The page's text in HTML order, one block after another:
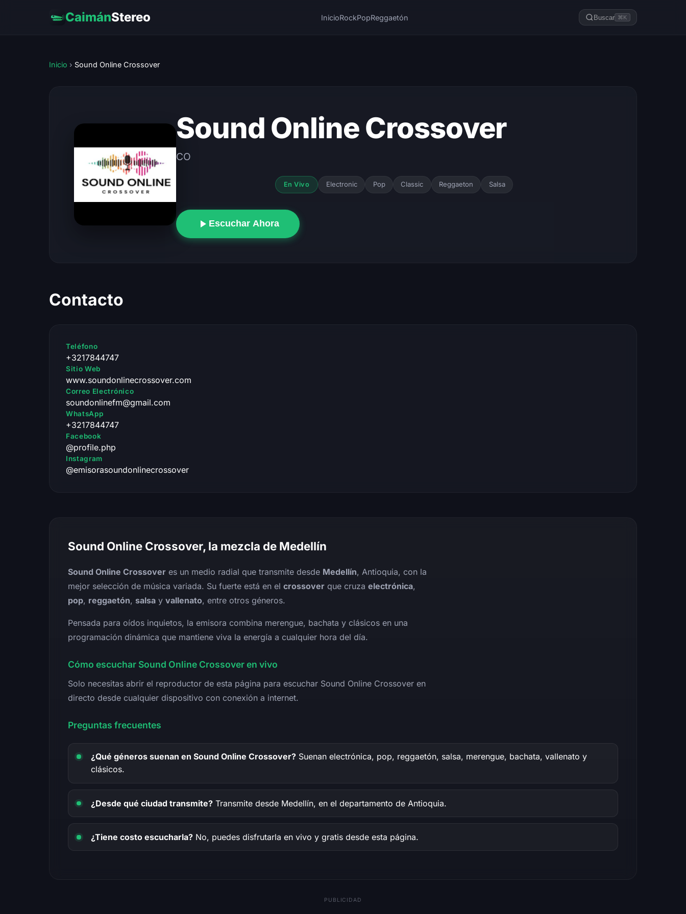
CaimánStereo InicioRockPopReggaetón Buscar ⌘K
Inicio › Sound Online Crossover
Sound Online Crossover
CO
En Vivo Electronic Pop Classic Reggaeton Salsa
Escuchar Ahora
Contacto
Teléfono
+3217844747
Sitio Web
www.soundonlinecrossover.com
Correo Electrónico
soundonlinefm@gmail.com
WhatsApp
+3217844747
Facebook
@profile.php
Instagram
@emisorasoundonlinecrossover
Sound Online Crossover, la mezcla de Medellín
Sound Online Crossover es un medio radial que transmite desde Medellín, Antioquia, con la
mejor selección de música variada. Su fuerte está en el crossover que cruza electrónica,
pop, reggaetón, salsa y vallenato, entre otros géneros.
Pensada para oídos inquietos, la emisora combina merengue, bachata y clásicos en una
programación dinámica que mantiene viva la energía a cualquier hora del día.
Cómo escuchar Sound Online Crossover en vivo
Solo necesitas abrir el reproductor de esta página para escuchar Sound Online Crossover en
directo desde cualquier dispositivo con conexión a internet.
Preguntas frecuentes
¿Qué géneros suenan en Sound Online Crossover? Suenan electrónica, pop, reggaetón, salsa, merengue, bachata, vallenato y
clásicos.
¿Desde qué ciudad transmite? Transmite desde Medellín, en el departamento de Antioquia.
¿Tiene costo escucharla? No, puedes disfrutarla en vivo y gratis desde esta página.
PUBLICIDAD